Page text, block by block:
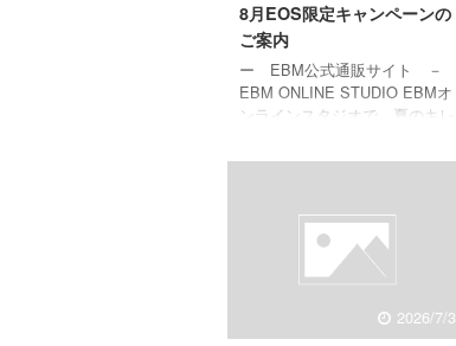
8月EOS限定キャンペーンの
ご案内
ー EBM公式通販サイト －
EBM ONLINE STUDIO EBMオ
ンラインスタジオで、夏のキレ
く素肌へ導く夏におすすめのア
グ』、 楽しく学びながら美し
くなれる『オンラインビューテ
ィーレッスン』など、 夏を心
をご用意しています。 ログイ
ンはこちらから EBMオンラ
2026/7/3